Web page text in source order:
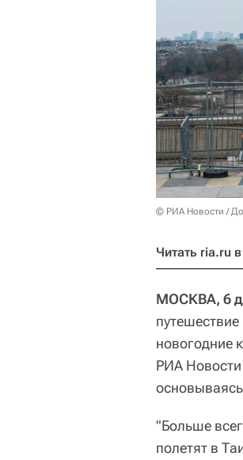
© РИА Новости /
Читать ria.ru в
МОСКВА, 6
новогодние
РИА Новости
"Больше
полетят в